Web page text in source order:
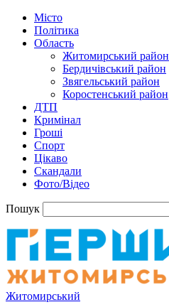
Місто
Політика
Область
Житомирський район
Бердичівський район
Звягельський район
Коростенський район
ДТП
Кримінал
Гроші
Спорт
Цікаво
Скандали
Фото/Відео
Пошук
Житомирський